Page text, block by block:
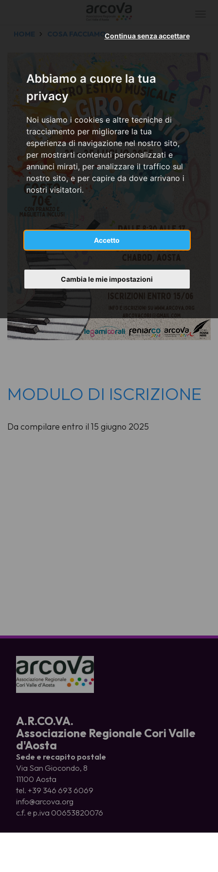
Abbiamo a cuore la tua
privacy
Noi usiamo i cookies e altre tecniche di
tracciamento per migliorare la tua
esperienza di navigazione nel nostro sito,
per mostrarti contenuti personalizzati e
annunci mirati, per analizzare il traffico sul
nostro sito, e per capire da dove arrivano i
nostri visitatori.
Accetto
Continua senza accettare
Cambia le mie impostazioni
HOME COSA FACCIAMO
MODULO DI ISCRIZIONE
Da compilare entro il 15 giugno 2025
A.R.CO.VA.
Associazione Regionale Cori Valle
d'Aosta
Sede e recapito postale
Via San Giocondo, 8
11100 Aosta
tel. +39 346 693 6069
info@arcova.org
c.f. e p.iva 00653820076